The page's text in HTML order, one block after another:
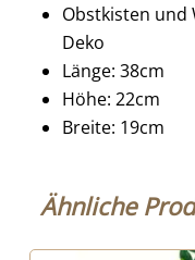
Obstkisten und
Deko
Länge: 38cm
Höhe: 22cm
Breite: 19cm
Ähnliche